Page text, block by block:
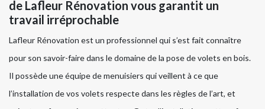
de Lafleur Rénovation vous garantit un
travail irréprochable
Lafleur Rénovation est un professionnel qui s’est fait connaître
pour son savoir-faire dans le domaine de la pose de volets en bois.
Il possède une équipe de menuisiers qui veillent à ce que
l’installation de vos volets respecte dans les règles de l’art, et